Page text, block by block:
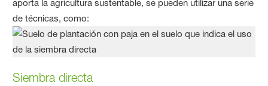
aporta la agricultura sustentable, se pueden utilizar una serie
de técnicas, como:
Siembra directa